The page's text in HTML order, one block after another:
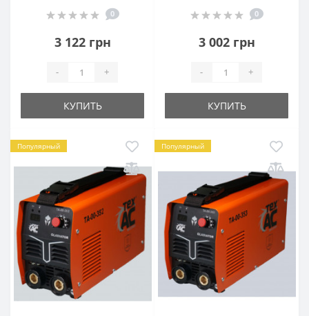
0
3 122 грн
- +
КУПИТЬ
0
3 002 грн
- +
КУПИТЬ
Популярный Популярный